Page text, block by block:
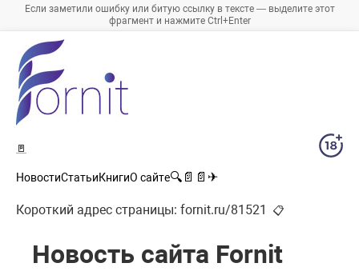
Если заметили ошибку или битую ссылку в тексте — выделите этот
фрагмент и нажмите Ctrl+Enter
🚪
НовостиСтатьиКнигиО сайте🔍 📄 📄 ✈
Короткий адрес страницы: fornit.ru/81521 📋
Новость сайта Fornit